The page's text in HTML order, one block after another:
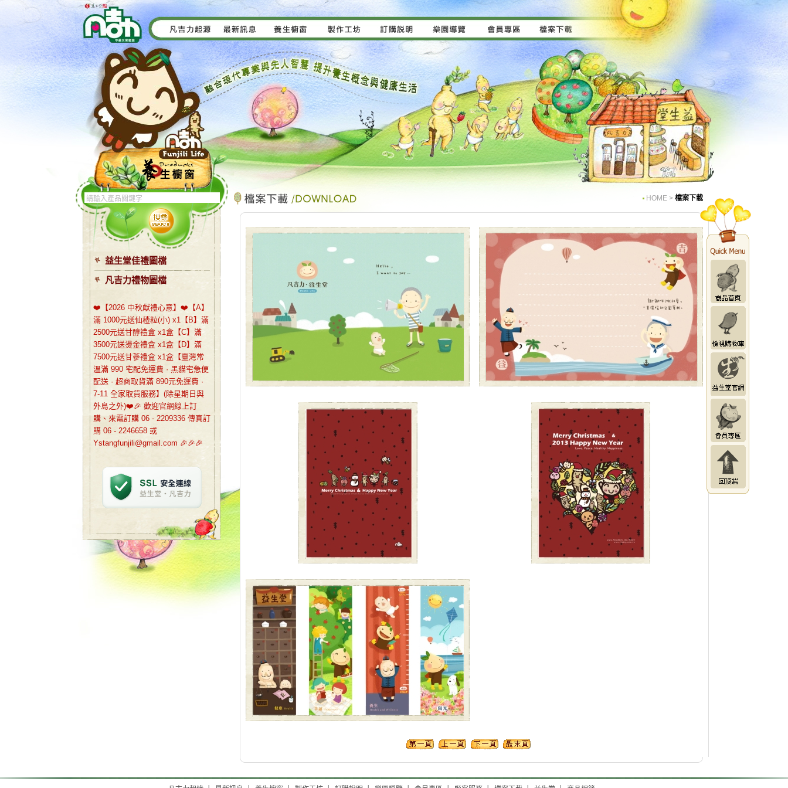
益生堂佳禮圖檔
凡吉力禮物圖檔
❤️【2026 中秋獻禮心意】❤️【A】
滿 1000元送仙楂粒(小) x1【B】滿
2500元送甘醇禮盒 x1盒【C】滿
3500元送燙金禮盒 x1盒【D】滿
7500元送甘蔘禮盒 x1盒【臺灣常
溫滿 990 宅配免運費 · 黑貓宅急便
配送 · 超商取貨滿 890元免運費 ·
7-11 全家取貨服務】(除星期日與
外島之外)❤️🎉 歡迎官網線上訂
購、來電訂購 06 - 2209336 傳真訂
購 06 - 2246658 或
Ystangfunjili@gmail.com 🎉🎉🎉
HOME > 檔案下載